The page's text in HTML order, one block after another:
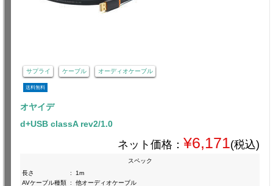
サプライ ケーブル オーディオケーブル
送料無料
オヤイデ
d+USB classA rev2/1.0
ネット価格： ¥6,171(税込)
スペック
長さ
:
1m
AVケーブル種類 : 他オーディオケーブル